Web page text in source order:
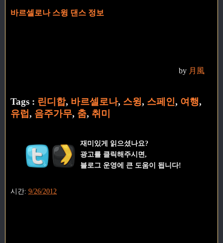
바르셀로나 스윙 댄스 정보
by 月風
Tags : 린디합, 바르셀로나, 스윙, 스페인, 여행,
유럽, 음주가무, 춤, 취미
재미있게 읽으셨나요?
광고를 클릭해주시면,
블로그 운영에 큰 도움이 됩니다!
시간: 9/26/2012